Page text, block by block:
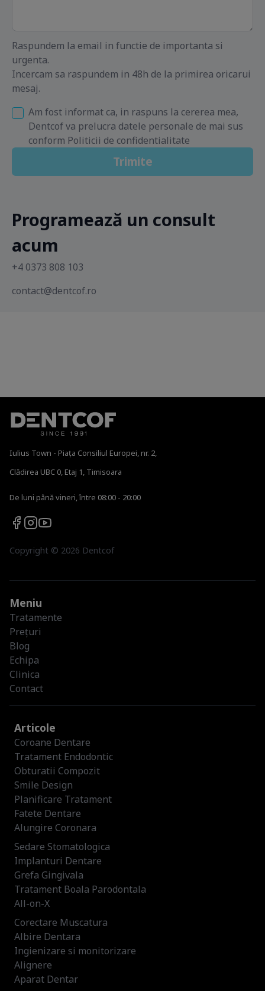
Raspundem la email in functie de importanta si
urgenta.
Incercam sa raspundem in 48h de la primirea oricarui
mesaj.
Am fost informat ca, in raspuns la cererea mea,
Dentcof va prelucra datele personale de mai sus
conform Politicii de confidentialitate
Trimite
Programează un consult
acum
+4 0373 808 103
contact@dentcof.ro
Meniu
Tratamente
Prețuri
Blog
Echipa
Clinica
Contact
Articole
Coroane Dentare
Tratament Endodontic
Obturatii Compozit
Smile Design
Planificare Tratament
Fatete Dentare
Alungire Coronara
Sedare Stomatologica
Implanturi Dentare
Grefa Gingivala
Tratament Boala Parodontala
All-on-X
Corectare Muscatura
Albire Dentara
Ingienizare si monitorizare
Alignere
Aparat Dentar
Iulius Town - Piața Consiliul Europei, nr. 2,
Clădirea UBC 0, Etaj 1, Timisoara
De luni până vineri, între 08:00 - 20:00
Copyright © 2026 Dentcof